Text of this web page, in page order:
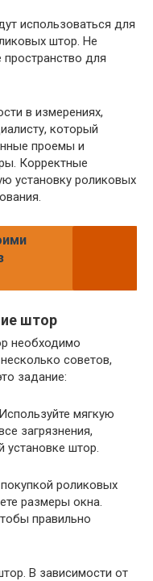
использоваться для
штор. Не
для
в измерениях,
который
проемы и
Корректные
установку роликовых
штор
необходимо
советов,
задание:
мягкую
загрязнения,
установке штор.
роликовых
размеры окна.
правильно
В зависимости от